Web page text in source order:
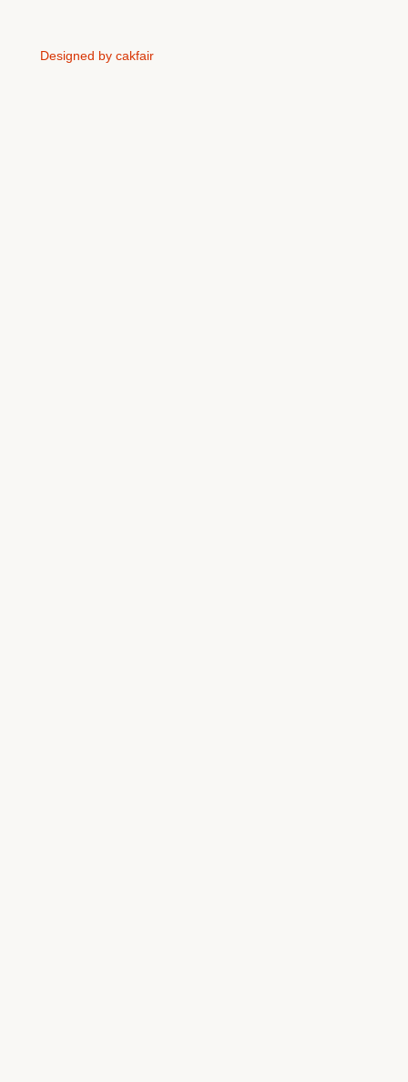
Designed by cakfair